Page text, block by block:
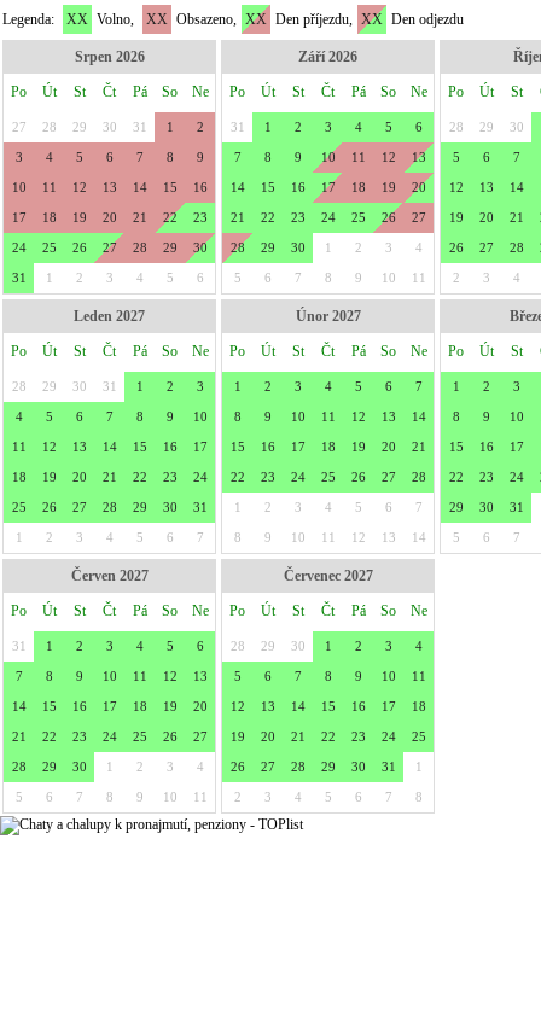
Legenda: XX Volno, XX Obsazeno, XX Den příjezdu, XX Den odjezdu
Srpen 2026
Po Út St Čt Pá So Ne
27 28 29 30 31 1 2
3 4 5 6 7 8 9
10 11 12 13 14 15 16
17 18 19 20 21 22 23
24 25 26 27 28 29 30
31 1 2 3 4 5 6
Září 2026
Po Út St Čt Pá So Ne
31 1 2 3 4 5 6
7 8 9 10 11 12 13
14 15 16 17 18 19 20
21 22 23 24 25 26 27
28 29 30 1 2 3 4
5 6 7 8 9 10 11
Po Út St
28 29 30
5 6 7
12 13 14
19 20 21
26 27 28
2 3 4
Leden 2027
Po Út St Čt Pá So Ne
28 29 30 31 1 2 3
4 5 6 7 8 9 10
11 12 13 14 15 16 17
18 19 20 21 22 23 24
25 26 27 28 29 30 31
1 2 3 4 5 6 7
Únor 2027
Po Út St Čt Pá So Ne
1 2 3 4 5 6 7
8 9 10 11 12 13 14
15 16 17 18 19 20 21
22 23 24 25 26 27 28
1 2 3 4 5 6 7
8 9 10 11 12 13 14
Po Út St
1 2 3
8 9 10
15 16 17
22 23 24
29 30 31
5 6 7
Červen 2027
Po Út St Čt Pá So Ne
31 1 2 3 4 5 6
7 8 9 10 11 12 13
14 15 16 17 18 19 20
21 22 23 24 25 26 27
28 29 30 1 2 3 4
5 6 7 8 9 10 11
Červenec 2027
Po Út St Čt Pá So Ne
28 29 30 1 2 3 4
5 6 7 8 9 10 11
12 13 14 15 16 17 18
19 20 21 22 23 24 25
26 27 28 29 30 31 1
2 3 4 5 6 7 8